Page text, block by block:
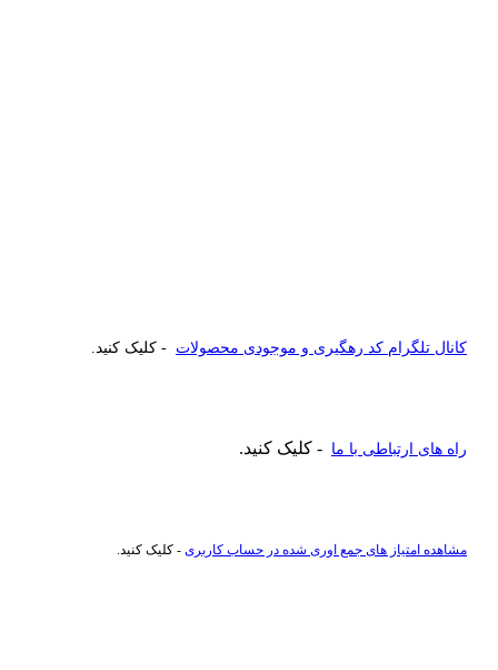
کانال تلگرام کد رهگیری و موجودی محصولات - کلیک کنید.
راه های ارتباطی با ما - کلیک کنید.
مشاهده امتیاز های جمع اوری شده در حساب کاربری - کلیک کنید.